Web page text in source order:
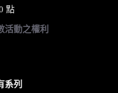
點
動之權利
系列